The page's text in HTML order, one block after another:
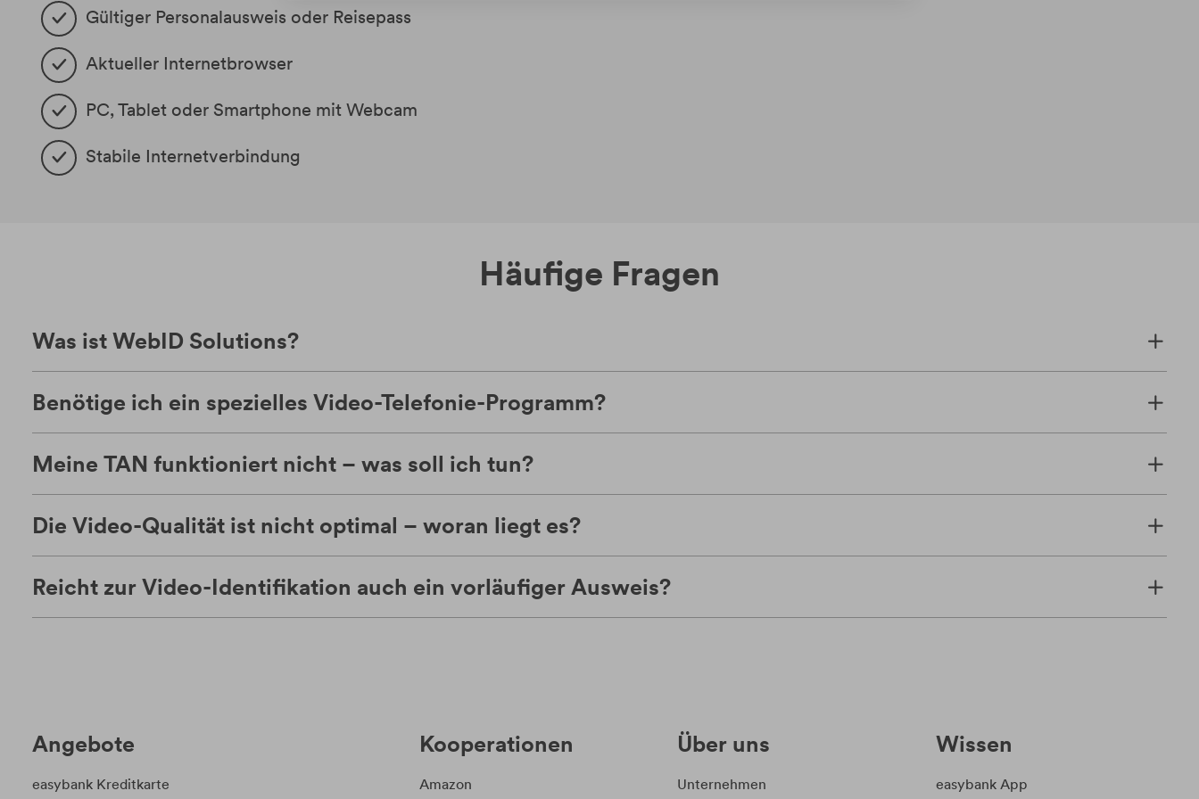
Gültiger Personalausweis oder Reisepass
Aktueller Internetbrowser
PC, Tablet oder Smartphone mit Webcam
Stabile Internetverbindung
Häufige Fragen
Was ist WebID Solutions?
Benötige ich ein spezielles Video-Telefonie-Programm?
Meine TAN funktioniert nicht – was soll ich tun?
Die Video-Qualität ist nicht optimal – woran liegt es?
Reicht zur Video-Identifikation auch ein vorläufiger Ausweis?
Angebote
easybank Kreditkarte
Kooperationen
Amazon
Über uns
Unternehmen
Wissen
easybank App